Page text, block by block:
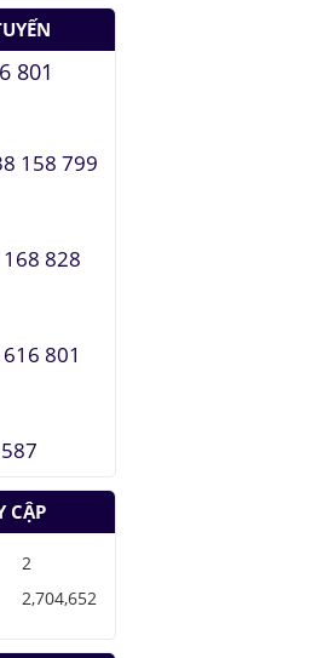
quá trình
để tạo
tự động
đất của
bọt kim
trầm
ADN
801
158 799
828
801
CẬP
2
2,704,652